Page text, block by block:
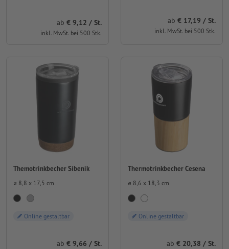
ab 9,12 / St.
inkl. MwSt. bei 500 Stk.
ab 17,19 / St.
inkl. MwSt. bei 500 Stk.
Themotrinkbecher Sibenik
⌀ 8,8 x 17,5 cm
Online gestaltbar
ab 9,66 / St.
Thermotrinkbecher Cesena
⌀ 8,6 x 18,3 cm
Online gestaltbar
ab 20,38 / St.